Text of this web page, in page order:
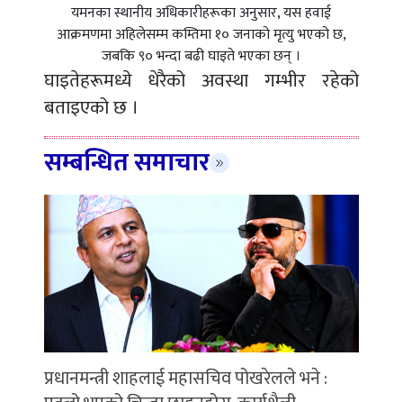
यमनका स्थानीय अधिकारीहरूका अनुसार, यस हवाई
आक्रमणमा अहिलेसम्म कम्तिमा १० जनाको मृत्यु भएको छ,
जबकि ९० भन्दा बढी घाइते भएका छन् ।
घाइतेहरूमध्ये धेरैको अवस्था गम्भीर रहेको
बताइएको छ ।
सम्बन्धित समाचार
प्रधानमन्त्री शाहलाई महासचिव पोखरेलले भने :